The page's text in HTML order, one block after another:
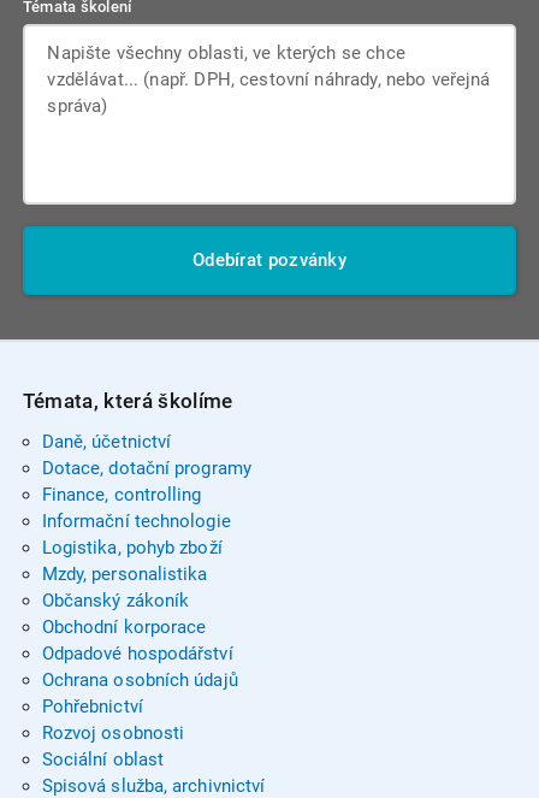
Témata školení
Odebírat pozvánky
Témata, která školíme
Daně, účetnictví
Dotace, dotační programy
Finance, controlling
Informační technologie
Logistika, pohyb zboží
Mzdy, personalistika
Občanský zákoník
Obchodní korporace
Odpadové hospodářství
Ochrana osobních údajů
Pohřebnictví
Rozvoj osobnosti
Sociální oblast
Spisová služba, archivnictví